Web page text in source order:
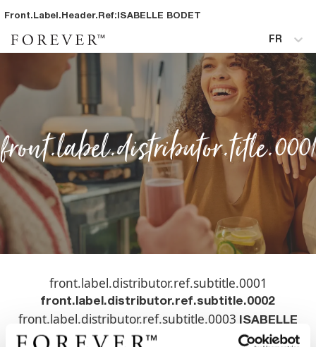
Front.label.header.ref:ISABELLE BODET
FR
front.label.distributor.title.0001
front.label.distributor.ref.subtitle.0001
front.label.distributor.ref.subtitle.0002
front.label.distributor.ref.subtitle.0003 ISABELLE
BODET